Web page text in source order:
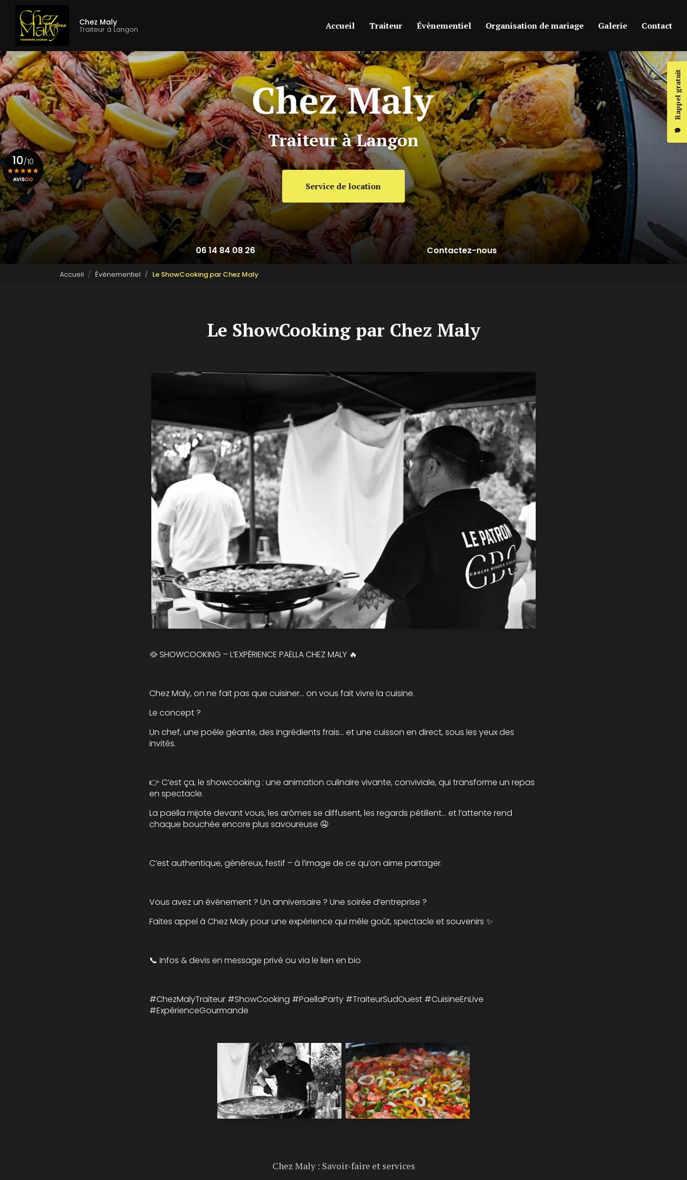
contenu
principal
Chez Maly
Traiteur à Langon
Rappel gratuit
Accueil
Traiteur Évènementiel Organisation de mariage Galerie Contact
Traiteur à Langon
Service de location
06 14 84 08 26 Contactez-nous
10/10
Voir le certificat
Accueil Évènementiel Le ShowCooking par Chez Maly
Le ShowCooking par Chez Maly
🥘 SHOWCOOKING – L’EXPÉRIENCE PAËLLA CHEZ MALY 🔥
Chez Maly, on ne fait pas que cuisiner… on vous fait vivre la cuisine.
Le concept ?
Un chef, une poêle géante, des ingrédients frais… et une cuisson en direct, sous les yeux des
invités.
👉 C’est ça, le showcooking : une animation culinaire vivante, conviviale, qui transforme un repas
en spectacle.
La paëlla mijote devant vous, les arômes se diffusent, les regards pétillent… et l’attente rend
chaque bouchée encore plus savoureuse 🤤
C’est authentique, généreux, festif – à l’image de ce qu’on aime partager.
Vous avez un événement ? Un anniversaire ? Une soirée d’entreprise ?
Faites appel à Chez Maly pour une expérience qui mêle goût, spectacle et souvenirs ✨
📞 Infos & devis en message privé ou via le lien en bio
#ChezMalyTraiteur #ShowCooking #PaellaParty #TraiteurSudOuest #CuisineEnLive
#ExpérienceGourmande
Chez Maly : Savoir-faire et services